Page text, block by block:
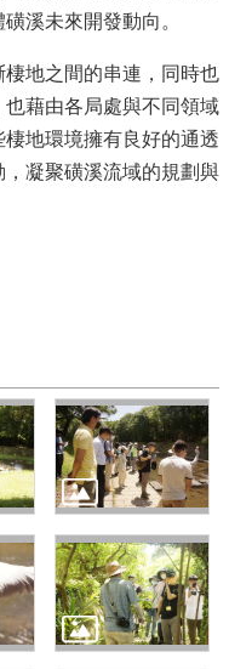
溪未來開發動向。
地之間的串連，同時也
藉由各局處與不同領域
地環境擁有良好的通透
凝聚磺溪流域的規劃與